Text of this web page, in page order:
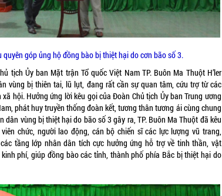
quyên góp ủng hộ đồng bào bị thiệt hại do cơn bão số 3.
tịch Ủy ban Mặt trận Tổ quốc Việt Nam TP. Buôn Ma Thuột H’ler
vùng bị thiên tai, lũ lụt, đang rất cần sự quan tâm, cứu trợ từ các
hội. Hưởng ứng lời kêu gọi của Đoàn Chủ tịch Ủy ban Trung ương
phát huy truyền thống đoàn kết, tương thân tương ái cùng chung
dân vùng bị thiệt hại do bão số 3 gây ra, TP. Buôn Ma Thuột đã kêu
chức, người lao động, cán bộ chiến sĩ các lực lượng vũ trang,
tầng lớp nhân dân tích cực hưởng ứng hỗ trợ về tinh thần, vật
phí, giúp đồng bào các tỉnh, thành phố phía Bắc bị thiệt hại do